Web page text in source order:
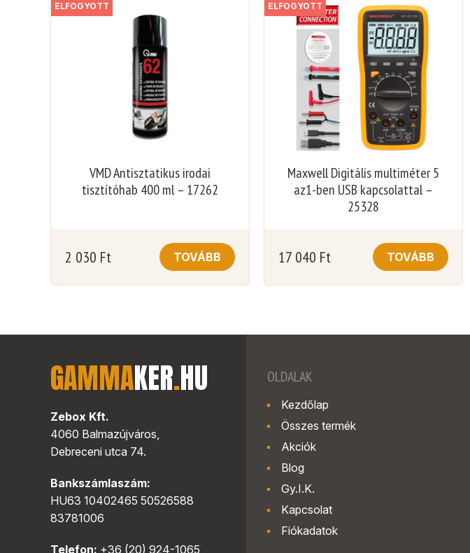
ELFOGYOTT
VMD Antisztatikus irodai
tisztítóhab 400 ml – 17262
2 030 Ft TOVÁBB
ELFOGYOTT
Maxwell Digitális multiméter 5
az1-ben USB kapcsolattal –
25328
17 040 Ft TOVÁBB
GAMMAKER.HU
Zebox Kft.
4060 Balmazújváros,
Debreceni utca 74.
Bankszámlaszám:
HU63 10402465 50526588
83781006
Telefon: +36 (20) 924-1065
OLDALAK
Kezdőlap
Összes termék
Akciók
Blog
Gy.I.K.
Kapcsolat
Fiókadatok